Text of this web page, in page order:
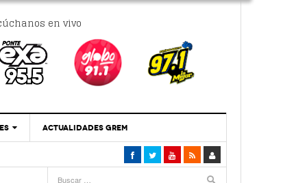
en vivo
‘Se Vale Soñar Con Una Contraloría Ciudadana’
ACTUALIDADES GREM